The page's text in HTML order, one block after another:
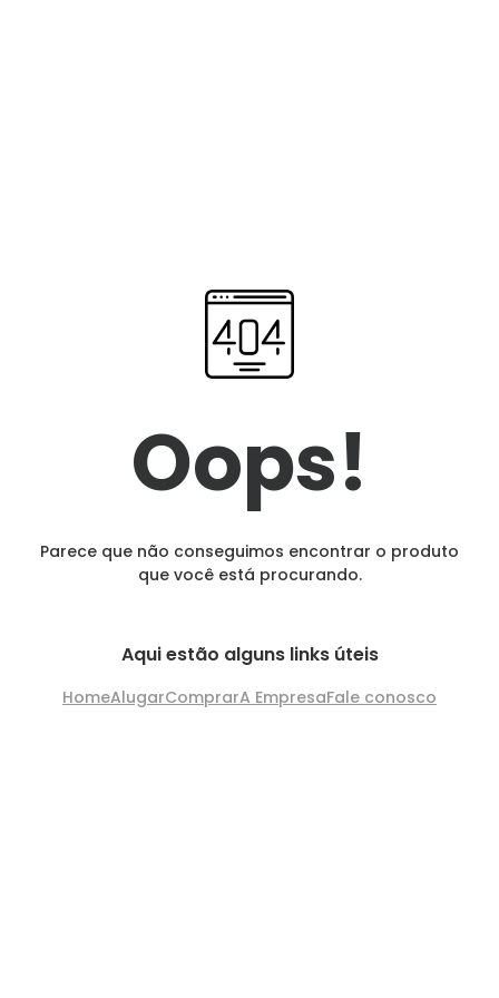
Oops!
Parece que não conseguimos encontrar o produto
que você está procurando.
Aqui estão alguns links úteis
HomeAlugarComprarA EmpresaFale conosco